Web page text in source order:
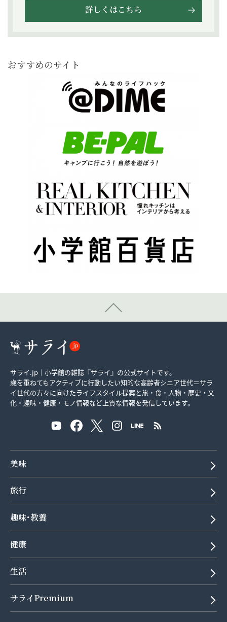
詳しくはこちら
おすすめのサイト
サライ.jp｜小学館の雑誌『サライ』の公式サイトです。
歳を重ねてもアクティブに行動したい知的な高齢者シニア世代＝サラ
イ世代の方々に向けたライフスタイル提案と旅・食・人物・歴史・文
化・趣味・健康・モノ情報など上質な情報を発信しています。
美味
旅行
趣味･教養
健康
生活
サライPremium